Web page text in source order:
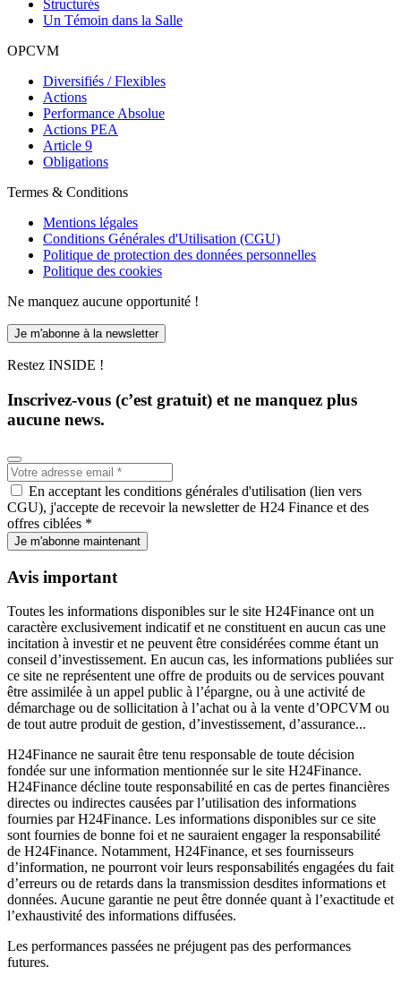
Structurés
Un Témoin dans la Salle
OPCVM
Diversifiés / Flexibles
Actions
Performance Absolue
Actions PEA
Article 9
Obligations
Termes & Conditions
Mentions légales
Conditions Générales d'Utilisation (CGU)
Politique de protection des données personnelles
Politique des cookies
Ne manquez aucune opportunité !
Je m'abonne à la newsletter
Restez INSIDE !
Inscrivez-vous (c’est gratuit) et ne manquez plus
aucune news.
En acceptant les conditions générales d'utilisation (lien vers
CGU), j'accepte de recevoir la newsletter de H24 Finance et des
offres ciblées *
Je m'abonne maintenant
Avis important
Toutes les informations disponibles sur le site H24Finance ont un
caractère exclusivement indicatif et ne constituent en aucun cas une
incitation à investir et ne peuvent être considérées comme étant un
conseil d’investissement. En aucun cas, les informations publiées sur
ce site ne représentent une offre de produits ou de services pouvant
être assimilée à un appel public à l’épargne, ou à une activité de
démarchage ou de sollicitation à l’achat ou à la vente d’OPCVM ou
de tout autre produit de gestion, d’investissement, d’assurance...
H24Finance ne saurait être tenu responsable de toute décision
fondée sur une information mentionnée sur le site H24Finance.
H24Finance décline toute responsabilité en cas de pertes financières
directes ou indirectes causées par l’utilisation des informations
fournies par H24Finance. Les informations disponibles sur ce site
sont fournies de bonne foi et ne sauraient engager la responsabilité
de H24Finance. Notamment, H24Finance, et ses fournisseurs
d’information, ne pourront voir leurs responsabilités engagées du fait
d’erreurs ou de retards dans la transmission desdites informations et
données. Aucune garantie ne peut être donnée quant à l’exactitude et
l’exhaustivité des informations diffusées.
Les performances passées ne préjugent pas des performances
futures.